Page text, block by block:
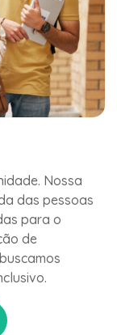
Nossa
das pessoas
para o
de